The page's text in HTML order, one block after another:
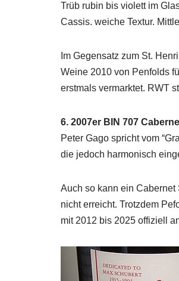
Trüb rubin bis violett im
Cassis. weiche Textur.
Im Gegensatz zum St.
Weine 2010 von Penfolds
erstmals vermarktet. RWT
6. 2007er BIN 707
Peter Gago spricht vom
die jedoch harmonisch
Auch so kann ein
nicht erreicht. Trotzdem
mit 2012 bis 2025 offiziell